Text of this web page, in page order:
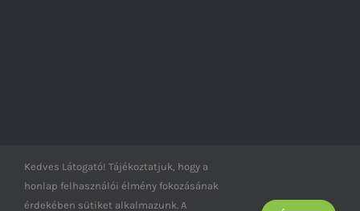
© Vad-világ -2026
Kedves Látogató! Tájékoztatjuk, hogy a
honlap felhasználói élmény fokozásának
érdekében sütiket alkalmazunk. A